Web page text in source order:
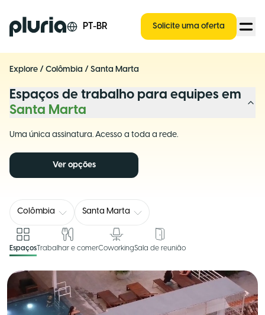
Logo Pluria PT-BR Solicite uma oferta
Explore / Colômbia / Santa Marta
Espaços de trabalho para equipes em
Santa Marta
Uma única assinatura. Acesso a toda a rede.
Ver opções
Colômbia Santa Marta
EspaçosTrabalhar e comerCoworkingSala de reunião